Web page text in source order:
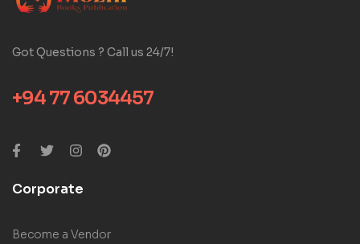
Got Questions ? Call us 24/7!
+94 77 6034457
Corporate
Become a Vendor